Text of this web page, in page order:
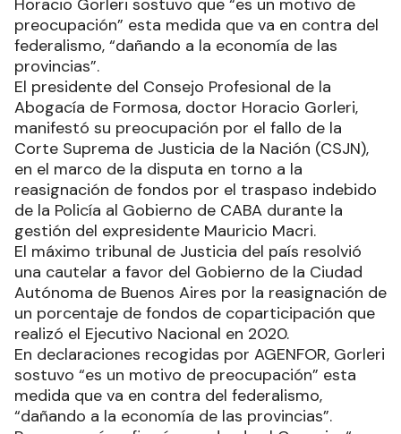
Horacio Gorleri sostuvo que “es un motivo de
preocupación” esta medida que va en contra del
federalismo, “dañando a la economía de las
provincias”.
El presidente del Consejo Profesional de la
Abogacía de Formosa, doctor Horacio Gorleri,
manifestó su preocupación por el fallo de la
Corte Suprema de Justicia de la Nación (CSJN),
en el marco de la disputa en torno a la
reasignación de fondos por el traspaso indebido
de la Policía al Gobierno de CABA durante la
gestión del expresidente Mauricio Macri.
El máximo tribunal de Justicia del país resolvió
una cautelar a favor del Gobierno de la Ciudad
Autónoma de Buenos Aires por la reasignación de
un porcentaje de fondos de coparticipación que
realizó el Ejecutivo Nacional en 2020.
En declaraciones recogidas por AGENFOR, Gorleri
sostuvo “es un motivo de preocupación” esta
medida que va en contra del federalismo,
“dañando a la economía de las provincias”.